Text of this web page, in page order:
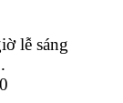
lễ sáng